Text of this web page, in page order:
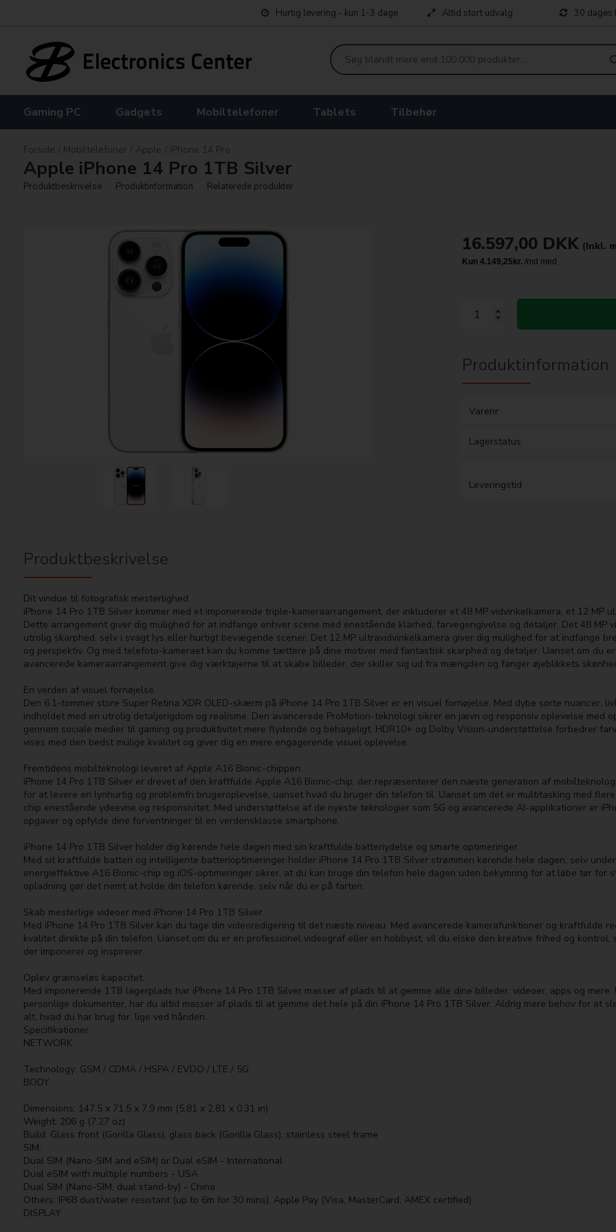
Hurtig levering - kun 1-3 dage Altid stort udvalg 30 dages
Gaming PC Gadgets Mobiltelefoner Tablets Tilbehør
Forside / Mobiltelefoner / Apple / iPhone 14 Pro
Apple iPhone 14 Pro 1TB Silver
Produktbeskrivelse Produktinformation Relaterede produkter
16.597,00DKK (Inkl.
Produktinformation
Varenr
Lagerstatus
Leveringstid
Produktbeskrivelse
Dit vindue til fotografisk mesterlighed.
iPhone 14 Pro 1TB Silver kommer med et imponerende triple-kameraarrangement, der inkluderer et 48 MP vidvinkelkamera, et 12
Dette arrangement giver dig mulighed for at indfange enhver scene med enestående klarhed, farvegengivelse og detaljer. Det 48
utrolig skarphed, selv i svagt lys eller hurtigt bevægende scener. Det 12 MP ultravidvinkelkamera giver dig mulighed for at indfange
og perspektiv. Og med telefoto-kameraet kan du komme tættere på dine motiver med fantastisk skarphed og detaljer. Uanset om du
avancerede kameraarrangement give dig værktøjerne til at skabe billeder, der skiller sig ud fra mængden og fanger øjeblikkets
En verden af visuel fornøjelse.
Den 6.1-tommer store Super Retina XDR OLED-skærm på iPhone 14 Pro 1TB Silver er en visuel fornøjelse. Med dybe sorte
indholdet med en utrolig detaljerigdom og realisme. Den avancerede ProMotion-teknologi sikrer en jævn og responsiv oplevelse
gennem sociale medier til gaming og produktivitet mere flydende og behageligt. HDR10+ og Dolby Vision-understøttelse forbedrer
vises med den bedst mulige kvalitet og giver dig en mere engagerende visuel oplevelse.
Fremtidens mobilteknologi leveret af Apple A16 Bionic-chippen.
iPhone 14 Pro 1TB Silver er drevet af den kraftfulde Apple A16 Bionic-chip, der repræsenterer den næste generation af
for at levere en lynhurtig og problemfri brugeroplevelse, uanset hvad du bruger din telefon til. Uanset om det er multitasking med
chip enestående ydeevne og responsivitet. Med understøttelse af de nyeste teknologier som 5G og avancerede AI-applikationer er
opgaver og opfylde dine forventninger til en verdensklasse smartphone.
iPhone 14 Pro 1TB Silver holder dig kørende hele dagen med sin kraftfulde batteriydelse og smarte optimeringer.
Med sit kraftfulde batteri og intelligente batterioptimeringer holder iPhone 14 Pro 1TB Silver strømmen kørende hele dagen, selv
energieffektive A16 Bionic-chip og iOS-optimeringer sikrer, at du kan bruge din telefon hele dagen uden bekymring for at løbe tør for
opladning gør det nemt at holde din telefon kørende, selv når du er på farten.
Skab mesterlige videoer med iPhone 14 Pro 1TB Silver.
Med iPhone 14 Pro 1TB Silver kan du tage din videoredigering til det næste niveau. Med avancerede kamerafunktioner og kraftfulde
kvalitet direkte på din telefon. Uanset om du er en professionel videograf eller en hobbyist, vil du elske den kreative frihed og
der imponerer og inspirerer.
Oplev grænseløs kapacitet.
Med imponerende 1TB lagerplads har iPhone 14 Pro 1TB Silver masser af plads til at gemme alle dine billeder, videoer, apps og
personlige dokumenter, har du altid masser af plads til at gemme det hele på din iPhone 14 Pro 1TB Silver. Aldrig mere behov for at
alt, hvad du har brug for, lige ved hånden.
Specifikationer.
NETWORK
Technology: GSM / CDMA / HSPA / EVDO / LTE / 5G
BODY
Dimensions: 147.5 x 71.5 x 7.9 mm (5.81 x 2.81 x 0.31 in)
Weight: 206 g (7.27 oz)
Build: Glass front (Gorilla Glass), glass back (Gorilla Glass), stainless steel frame
SIM:
Dual SIM (Nano-SIM and eSIM) or Dual eSIM - International
Dual eSIM with multiple numbers - USA
Dual SIM (Nano-SIM, dual stand-by) - China
Others: IP68 dust/water resistant (up to 6m for 30 mins), Apple Pay (Visa, MasterCard, AMEX certified)
DISPLAY